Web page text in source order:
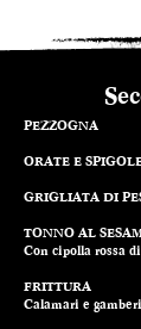
PEZZOGNA
ORATE E
GRIGLIATA DI
TONNO AL
Con cipolla rossa
FRITTURA
Calamari e gamberi